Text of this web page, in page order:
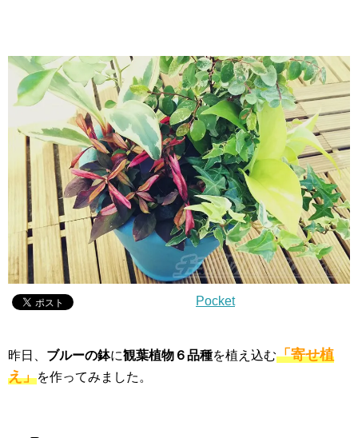
Pocket
昨日、 ブルーの鉢に観葉植物６品種を植え込む「寄せ植
え」を作ってみました。